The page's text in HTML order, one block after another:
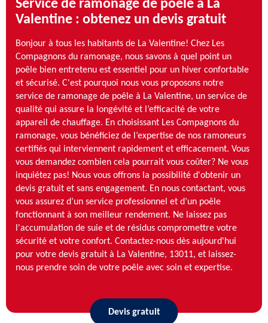
Service de ramonage de poêle à La
Valentine : obtenez un devis gratuit
Bonjour à tous les habitants de La Valentine! Chez Les
Compagnons du ramonage, nous savons à quel point un
poêle bien entretenu est essentiel pour un hiver confortable
et sécurisé. C'est pourquoi nous vous proposons notre
service de ramonage de poêle à La Valentine, un service de
qualité qui assure la longévité et l’efficacité de votre
appareil de chauffage. En choisissant Les Compagnons du
ramonage, vous bénéficiez de l’expertise de nos ramoneurs
certifiés qui interviennent rapidement et efficacement. Vous
vous demandez combien cela pourrait vous coûter? Ne vous
inquiétez pas! Nous vous offrons la possibilité d'obtenir un
devis gratuit et sans engagement. En nous contactant, vous
vous assurez d’un service professionnel et d’un poêle
fonctionnant à son meilleur rendement. Ne laissez pas
l'accumulation de suie et de résidus compromettre votre
sécurité et votre confort. Contactez-nous dès aujourd'hui
pour votre devis gratuit à La Valentine, 13011, et laissez-
nous prendre soin de votre poêle avec soin et expertise.
Devis gratuit